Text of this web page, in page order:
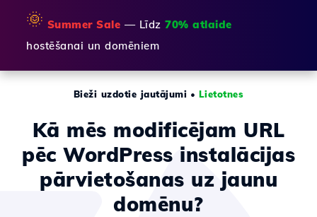
🌞 Summer Sale — Līdz 70% atlaide
hostēšanai un domēniem
Bieži uzdotie jautājumi • Lietotnes
Kā mēs modificējam URL
pēc WordPress instalācijas
pārvietošanas uz jaunu
domēnu?